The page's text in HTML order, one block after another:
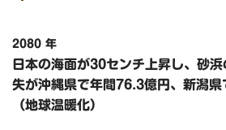
2080 年
日本の海面が30センチ上昇し、砂
失が沖縄県で年間76.3億円、新潟
（地球温暖化）